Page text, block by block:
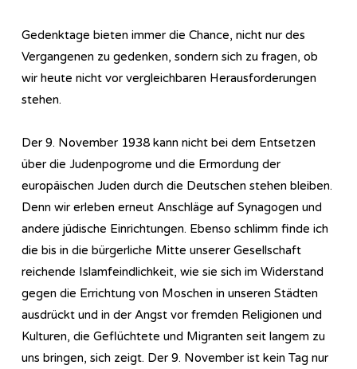
Gedenktage bieten immer die Chance, nicht nur des
Vergangenen zu gedenken, sondern sich zu fragen, ob
wir heute nicht vor vergleichbaren Herausforderungen
stehen.
Der 9. November 1938 kann nicht bei dem Entsetzen
über die Judenpogrome und die Ermordung der
europäischen Juden durch die Deutschen stehen bleiben.
Denn wir erleben erneut Anschläge auf Synagogen und
andere jüdische Einrichtungen. Ebenso schlimm finde ich
die bis in die bürgerliche Mitte unserer Gesellschaft
reichende Islamfeindlichkeit, wie sie sich im Widerstand
gegen die Errichtung von Moschen in unseren Städten
ausdrückt und in der Angst vor fremden Religionen und
Kulturen, die Geflüchtete und Migranten seit langem zu
uns bringen, sich zeigt. Der 9. November ist kein Tag nur